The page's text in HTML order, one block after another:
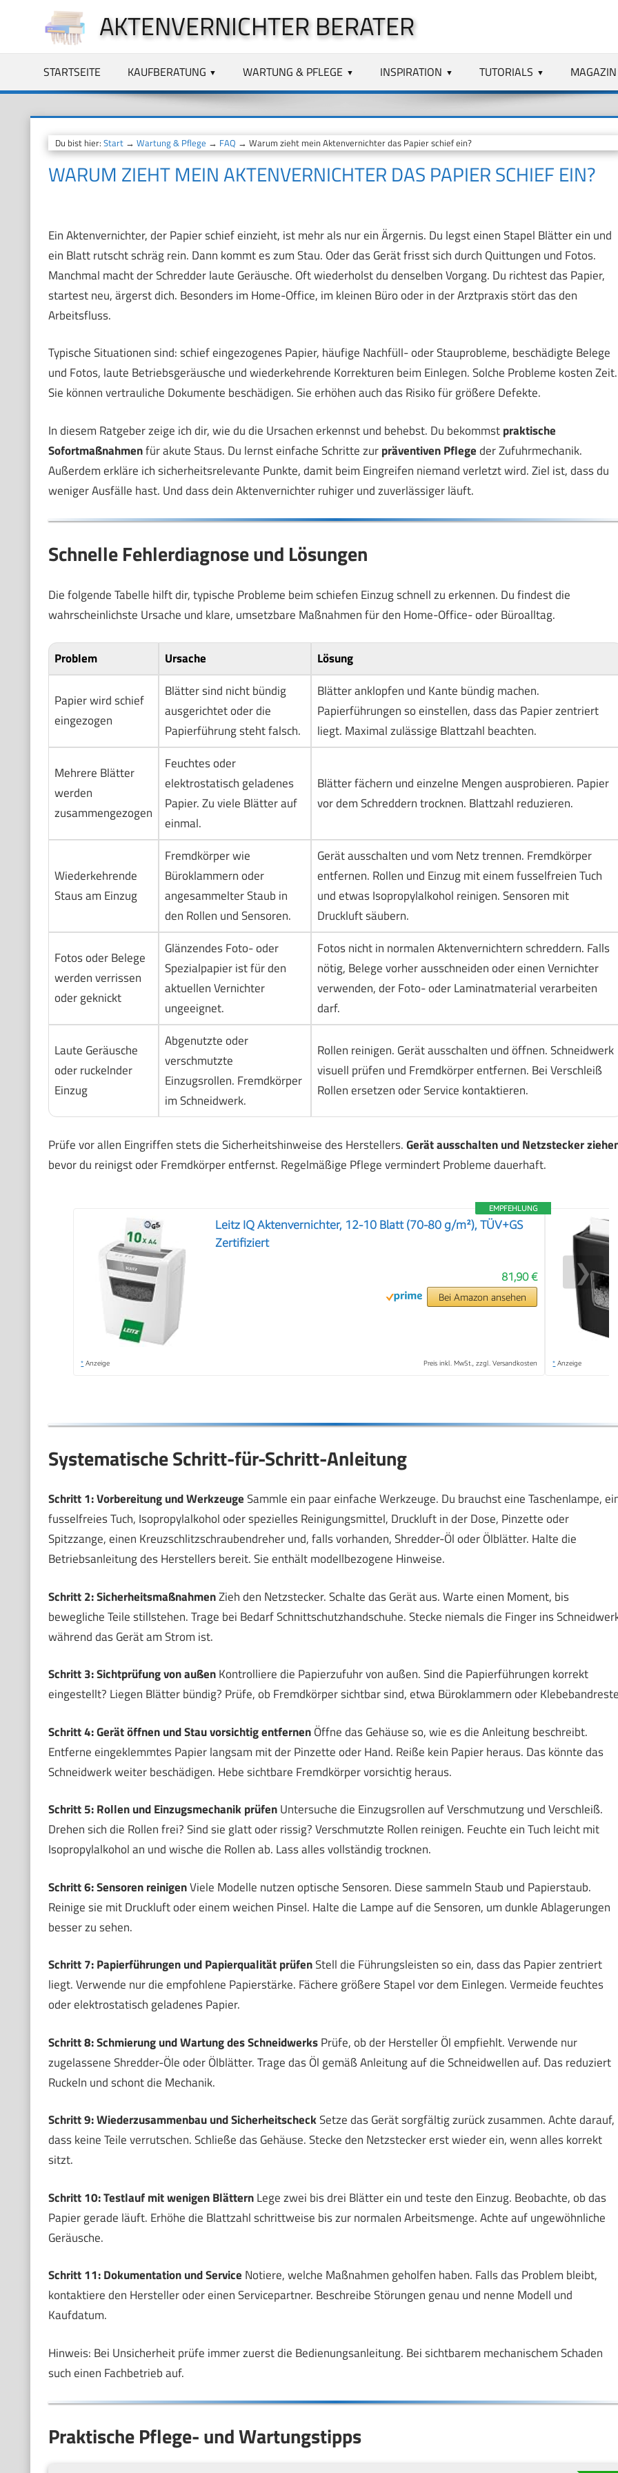
springen
AKTENVERNICHTER BERATER
STARTSEITE KAUFBERATUNG WARTUNG & PFLEGE INSPIRATION TUTORIALS MAGAZIN
Du bist hier: Start→ Wartung & Pflege → FAQ → Warum zieht mein Aktenvernichter das Papier schief ein?
WARUM ZIEHT MEIN AKTENVERNICHTER DAS PAPIER SCHIEF EIN?
Ein Aktenvernichter, der Papier schief einzieht, ist mehr als nur ein Ärgernis. Du legst einen Stapel Blätter ein und
ein Blatt rutscht schräg rein. Dann kommt es zum Stau. Oder das Gerät frisst sich durch Quittungen und Fotos.
Manchmal macht der Schredder laute Geräusche. Oft wiederholst du denselben Vorgang. Du richtest das Papier,
startest neu, ärgerst dich. Besonders im Home-Office, im kleinen Büro oder in der Arztpraxis stört das den
Arbeitsfluss.
Typische Situationen sind: schief eingezogenes Papier, häufige Nachfüll- oder Stauprobleme, beschädigte Belege
und Fotos, laute Betriebsgeräusche und wiederkehrende Korrekturen beim Einlegen. Solche Probleme kosten Zeit.
Sie können vertrauliche Dokumente beschädigen. Sie erhöhen auch das Risiko für größere Defekte.
In diesem Ratgeber zeige ich dir, wie du die Ursachen erkennst und behebst. Du bekommstpraktische
Sofortmaßnahmenfür akute Staus. Du lernst einfache Schritte zurpräventiven Pflegeder Zufuhrmechanik.
Außerdem erkläre ich sicherheitsrelevante Punkte, damit beim Eingreifen niemand verletzt wird. Ziel ist, dass du
weniger Ausfälle hast. Und dass dein Aktenvernichter ruhiger und zuverlässiger läuft.
Schnelle Fehlerdiagnose und Lösungen
Die folgende Tabelle hilft dir, typische Probleme beim schiefen Einzug schnell zu erkennen. Du findest die
wahrscheinlichste Ursache und klare, umsetzbare Maßnahmen für den Home-Office- oder Büroalltag.
Problem Ursache Lösung
Papier wird schief
eingezogen
Blätter sind nicht bündig
ausgerichtet oder die
Papierführung steht falsch.
Blätter anklopfen und Kante bündig machen.
Papierführungen so einstellen, dass das Papier zentriert
liegt. Maximal zulässige Blattzahl beachten.
Mehrere Blätter
werden
zusammengezogen
Feuchtes oder
elektrostatisch geladenes
Papier. Zu viele Blätter auf
einmal.
Blätter fächern und einzelne Mengen ausprobieren. Papier
vor dem Schreddern trocknen. Blattzahl reduzieren.
Wiederkehrende
Staus am Einzug
Fremdkörper wie
Büroklammern oder
angesammelter Staub in
den Rollen und Sensoren.
Gerät ausschalten und vom Netz trennen. Fremdkörper
entfernen. Rollen und Einzug mit einem fusselfreien Tuch
und etwas Isopropylalkohol reinigen. Sensoren mit
Druckluft säubern.
Fotos oder Belege
werden verrissen
oder geknickt
Glänzendes Foto- oder
Spezialpapier ist für den
aktuellen Vernichter
ungeeignet.
Fotos nicht in normalen Aktenvernichtern schreddern. Falls
nötig, Belege vorher ausschneiden oder einen Vernichter
verwenden, der Foto- oder Laminatmaterial verarbeiten
darf.
Laute Geräusche
oder ruckelnder
Einzug
Abgenutzte oder
verschmutzte
Einzugsrollen. Fremdkörper
im Schneidwerk.
Rollen reinigen. Gerät ausschalten und öffnen. Schneidwerk
visuell prüfen und Fremdkörper entfernen. Bei Verschleiß
Rollen ersetzen oder Service kontaktieren.
Prüfe vor allen Eingriffen stets die Sicherheitshinweise des Herstellers.Gerät ausschalten und Netzstecker
bevor du reinigst oder Fremdkörper entfernst. Regelmäßige Pflege vermindert Probleme dauerhaft.
EMPFEHLUNG
Leitz IQ Aktenvernichter, 12-10 Blatt (70-80 g/m²), TÜV+GS
Zertifiziert
81,90 €
Bei Amazon ansehen
* Anzeige Preis inkl. MwSt., zzgl. Versandkosten * Anzeige
❯
Systematische Schritt-für-Schritt-Anleitung
Schritt 1: Vorbereitung und WerkzeugeSammle ein paar einfache Werkzeuge. Du brauchst eine Taschenlampe,
fusselfreies Tuch, Isopropylalkohol oder spezielles Reinigungsmittel, Druckluft in der Dose, Pinzette oder
Spitzzange, einen Kreuzschlitzschraubendreher und, falls vorhanden, Shredder-Öl oder Ölblätter. Halte die
Betriebsanleitung des Herstellers bereit. Sie enthält modellbezogene Hinweise.
Schritt 2: SicherheitsmaßnahmenZieh den Netzstecker. Schalte das Gerät aus. Warte einen Moment, bis
bewegliche Teile stillstehen. Trage bei Bedarf Schnittschutzhandschuhe. Stecke niemals die Finger ins
während das Gerät am Strom ist.
Schritt 3: Sichtprüfung von außenKontrolliere die Papierzufuhr von außen. Sind die Papierführungen korrekt
eingestellt? Liegen Blätter bündig? Prüfe, ob Fremdkörper sichtbar sind, etwa Büroklammern oder
Schritt 4: Gerät öffnen und Stau vorsichtig entfernenÖffne das Gehäuse so, wie es die Anleitung beschreibt.
Entferne eingeklemmtes Papier langsam mit der Pinzette oder Hand. Reiße kein Papier heraus. Das könnte das
Schneidwerk weiter beschädigen. Hebe sichtbare Fremdkörper vorsichtig heraus.
Schritt 5: Rollen und Einzugsmechanik prüfenUntersuche die Einzugsrollen auf Verschmutzung und Verschleiß.
Drehen sich die Rollen frei? Sind sie glatt oder rissig? Verschmutzte Rollen reinigen. Feuchte ein Tuch leicht mit
Isopropylalkohol an und wische die Rollen ab. Lass alles vollständig trocknen.
Schritt 6: Sensoren reinigenViele Modelle nutzen optische Sensoren. Diese sammeln Staub und Papierstaub.
Reinige sie mit Druckluft oder einem weichen Pinsel. Halte die Lampe auf die Sensoren, um dunkle Ablagerungen
besser zu sehen.
Schritt 7: Papierführungen und Papierqualität prüfenStell die Führungsleisten so ein, dass das Papier zentriert
liegt. Verwende nur die empfohlene Papierstärke. Fächere größere Stapel vor dem Einlegen. Vermeide feuchtes
oder elektrostatisch geladenes Papier.
Schritt 8: Schmierung und Wartung des SchneidwerksPrüfe, ob der Hersteller Öl empfiehlt. Verwende nur
zugelassene Shredder-Öle oder Ölblätter. Trage das Öl gemäß Anleitung auf die Schneidwellen auf. Das reduziert
Ruckeln und schont die Mechanik.
Schritt 9: Wiederzusammenbau und SicherheitscheckSetze das Gerät sorgfältig zurück zusammen. Achte darauf,
dass keine Teile verrutschen. Schließe das Gehäuse. Stecke den Netzstecker erst wieder ein, wenn alles korrekt
sitzt.
Schritt 10: Testlauf mit wenigen BlätternLege zwei bis drei Blätter ein und teste den Einzug. Beobachte, ob das
Papier gerade läuft. Erhöhe die Blattzahl schrittweise bis zur normalen Arbeitsmenge. Achte auf ungewöhnliche
Geräusche.
Schritt 11: Dokumentation und Service Notiere, welche Maßnahmen geholfen haben. Falls das Problem bleibt,
kontaktiere den Hersteller oder einen Servicepartner. Beschreibe Störungen genau und nenne Modell und
Kaufdatum.
Hinweis: Bei Unsicherheit prüfe immer zuerst die Bedienungsanleitung. Bei sichtbarem mechanischem Schaden
such einen Fachbetrieb auf.
Praktische Pflege- und Wartungstipps